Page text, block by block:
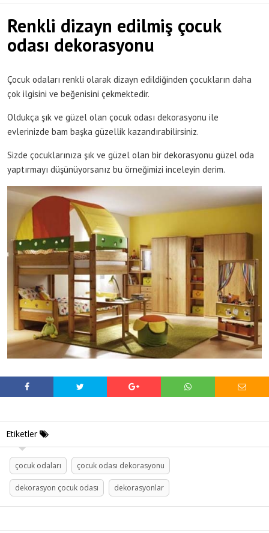
Renkli dizayn edilmiş çocuk
odası dekorasyonu
Çocuk odaları renkli olarak dizayn edildiğinden çocukların daha
çok ilgisini ve beğenisini çekmektedir.
Oldukça şık ve güzel olan çocuk odası dekorasyonu ile
evlerinizde bam başka güzellik kazandırabilirsiniz.
Sizde çocuklarınıza şık ve güzel olan bir dekorasyonu güzel oda
yaptırmayı düşünüyorsanız bu örneğimizi inceleyin derim.
Etiketler
çocuk odaları çocuk odası dekorasyonu
dekorasyon çocuk odası dekorasyonlar